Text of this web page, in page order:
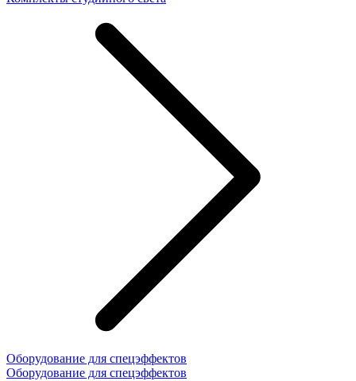
Оборудование для спецэффектов
Оборудование для спецэффектов